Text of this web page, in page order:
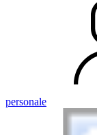
personale